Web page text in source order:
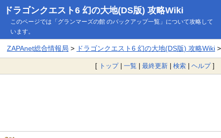
ドラゴンクエスト6 幻の大地(DS版) 攻略Wiki
このページでは「グランマーズの館 のバックアップ一覧」について攻略して
います。
ZAPAnet総合情報局 > ドラゴンクエスト6 幻の大地(DS版) 攻略Wiki>
[ トップ| 一覧 | 最終更新 | 検索 | ヘルプ]